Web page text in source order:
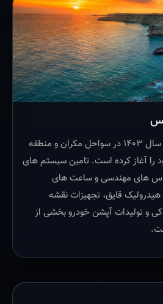
شرکت دریاپیمایش اطلس از سال ۱۴۰۳ در سواحل مکران و منطقه
را آغاز کرده است. تامین سیستم های
اس های مهندسی و ساعت های
قایق، تجهیزات نقشه
و تولیدات آپشن خودرو بخشی از